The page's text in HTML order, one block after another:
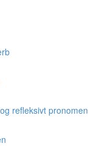
refleksivt pronomen